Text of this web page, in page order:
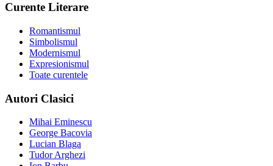
Curente Literare
Romantismul
Simbolismul
Modernismul
Expresionismul
Toate curentele
Autori Clasici
Mihai Eminescu
George Bacovia
Lucian Blaga
Tudor Arghezi